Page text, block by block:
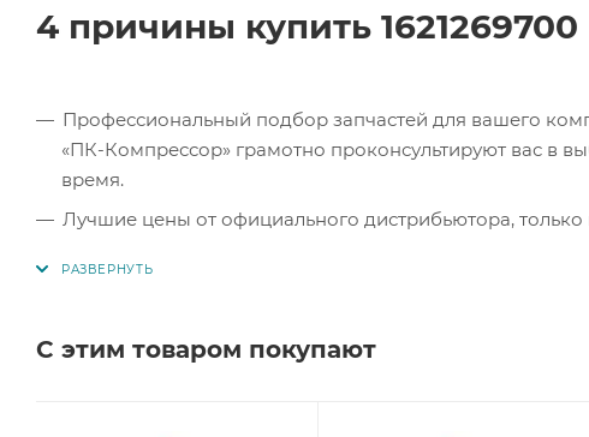
4 причины купить
Профессиональный подбор запчастей для вашего
«ПК-Компрессор» грамотно проконсультируют вас в
время.
Лучшие цены от официального дистрибьютора,
Сервисное обслуживание на всех этапах
С этим товаром покупают